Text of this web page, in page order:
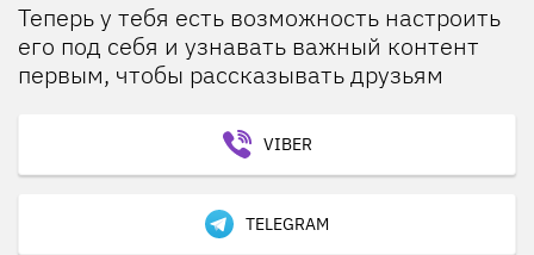
Теперь у тебя есть возможность настроить
его под себя и узнавать важный контент
первым, чтобы рассказывать друзьям
VIBER
TELEGRAM